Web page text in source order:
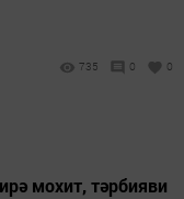
735 0 0
мохит, тәрбияви